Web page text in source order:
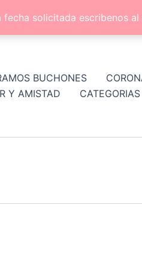
solicitada escribenos
BUCHONES
Y AMISTAD CATEGORIAS